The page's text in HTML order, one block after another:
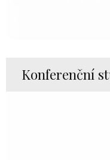
Konferenční